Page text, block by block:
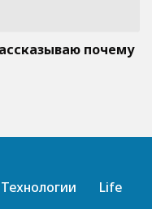
почему
Технологии Life